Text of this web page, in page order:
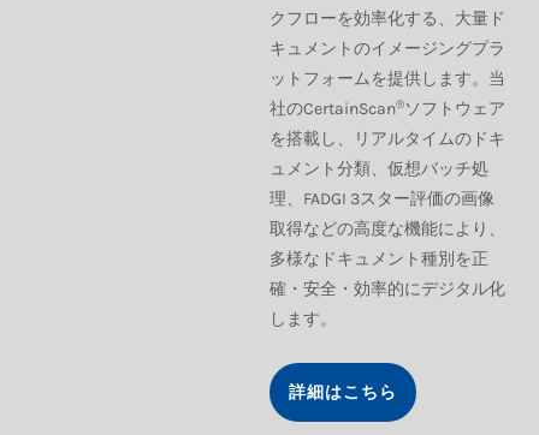
クフローを効率化する、大量ド
キュメントのイメージングプラ
ットフォームを提供します。当
社のCertainScan®ソフトウェア
を搭載し、リアルタイムのドキ
ュメント分類、仮想バッチ処
理、FADGI 3スター評価の画像
取得などの高度な機能により、
多様なドキュメント種別を正
確・安全・効率的にデジタル化
します。
詳細はこちら